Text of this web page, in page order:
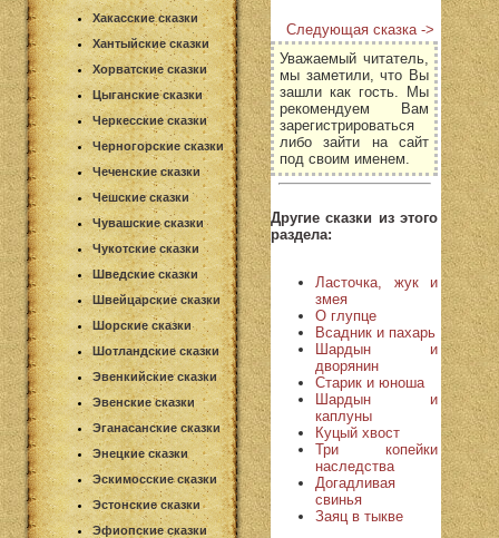
Хакасские сказки
Хантыйские сказки
Хорватские сказки
Цыганские сказки
Черкесские сказки
Черногорские сказки
Чеченские сказки
Чешские сказки
Чувашские сказки
Чукотские сказки
Шведские сказки
Швейцарские сказки
Шорские сказки
Шотландские сказки
Эвенкийские сказки
Эвенские сказки
Эганасанские сказки
Энецкие сказки
Эскимосские сказки
Эстонские сказки
Эфиопские сказки
Следующая сказка ->
Уважаемый читатель,
мы заметили, что Вы
зашли как гость. Мы
рекомендуем Вам
зарегистрироваться
либо зайти на сайт
под своим именем.
Другие сказки из этого
раздела:
Ласточка, жук и
змея
О глупце
Всадник и пахарь
Шардын и
дворянин
Старик и юноша
Шардын и
каплуны
Куцый хвост
Три копейки
наследства
Догадливая
свинья
Заяц в тыкве